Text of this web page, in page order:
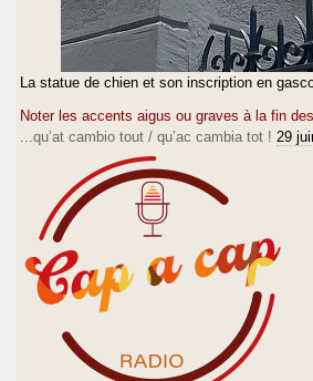
La statue de chien et son inscription en
Noter les accents aigus ou graves à la fin
...qu’at cambio tout / qu’ac cambia tot ! 29